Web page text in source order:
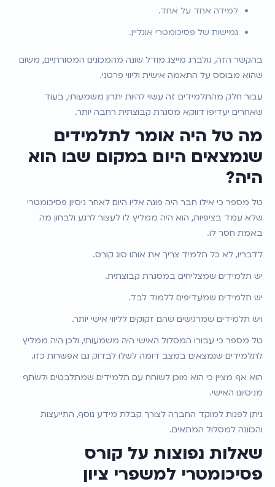
למידה אחד על אחד.
גמישות של פסיכומטרי אונליין.
בהקשר הזה, גולברג מייצג מודל שונה מהמכונים המסורתיים, משום
שהוא מבוסס על התאמה אישית וליווי פרטני.
עבור חלק מהתלמידים זה עשוי להיות יתרון משמעותי, בעוד
שאחרים יעדיפו דווקא מסגרת קבוצתית רחבה יותר.
מה טל היה אומר לתלמידים
שנמצאים היום במקום שבו הוא
היה?
טל מספר כי אילו חבר היה פונה אליו היום לאחר ניסיון פסיכומטרי
שלא עמד בציפיות, הוא היה ממליץ לו לעצור לרגע ולבחון מה
באמת חסר לו.
לדבריו, לא כל תלמיד צריך את אותו סוג קורס.
יש תלמידים שמצליחים במסגרת קבוצתית.
יש תלמידים שמעדיפים ללמוד לבד.
ויש תלמידים שמרגישים שהם זקוקים לליווי אישי יותר.
טל מספר כי עבורו המסלול האישי היה משמעותי, ולכן היה ממליץ
לתלמידים שנמצאים במצב דומה לשלו לבדוק גם אפשרות כזו.
הוא אף מציין כי הוא מוכן לשוחח עם תלמידים שמתלבטים ולשתף
מניסיונו האישי.
ניתן לפנות למוקד החברה לצורך קבלת מידע נוסף, התייעצות
והכוונה למסלול המתאים.
שאלות נפוצות על קורס
פסיכומטרי למשפרי ציון